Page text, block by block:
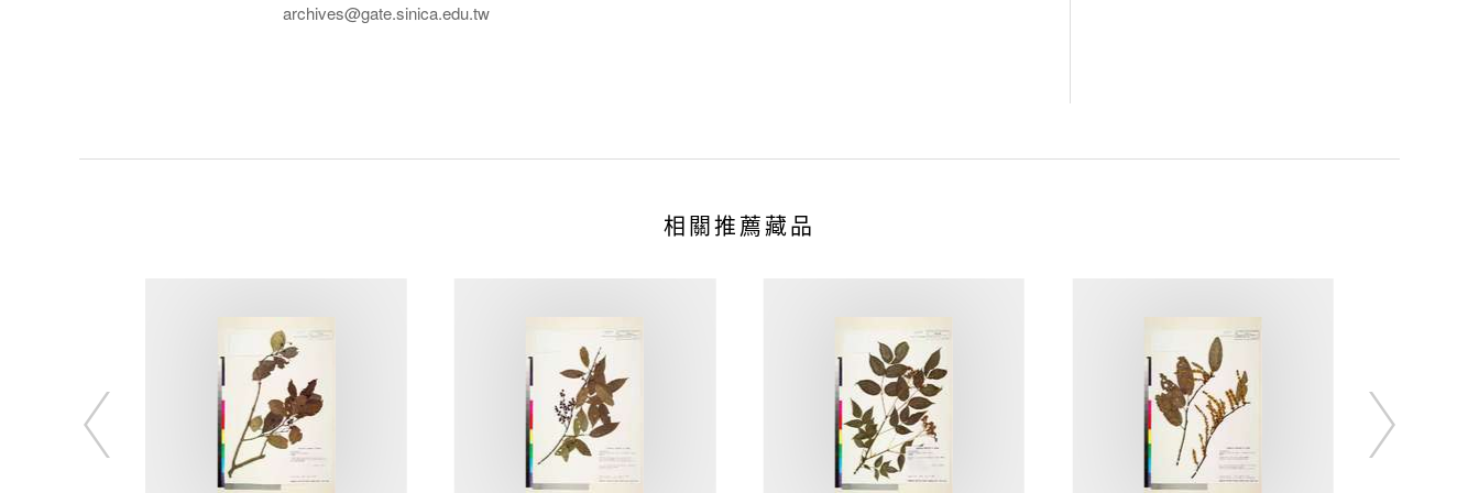
archives@gate.sinica.edu.tw
相關推薦藏品